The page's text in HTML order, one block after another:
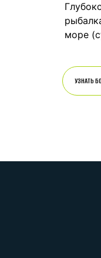
море
УЗНАТЬ